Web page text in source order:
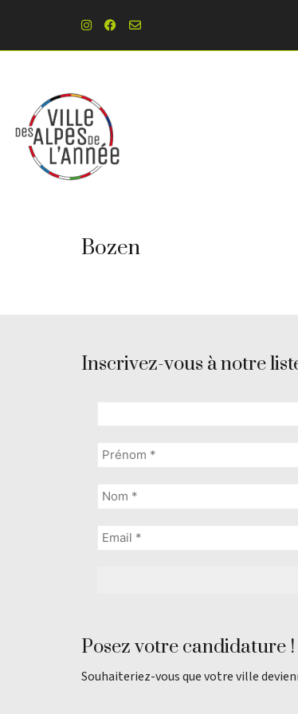
Bozen
Inscrivez-vous à notre
Posez votre candidature !
Souhaiteriez-vous que votre ville